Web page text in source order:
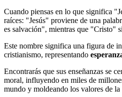
Cuando piensas en lo que significa
raíces: "Jesús" proviene de una
es salvación", mientras que "Cristo"
Este nombre significa una figura de
cristianismo, representando
Encontrarás que sus enseñanzas se
moral, influyendo en miles de
mundo y moldeando los valores de la